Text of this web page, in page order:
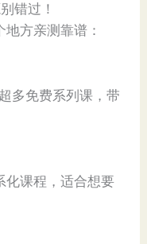
错过！
地方亲测靠谱：
多免费系列课，带
化课程，适合想要